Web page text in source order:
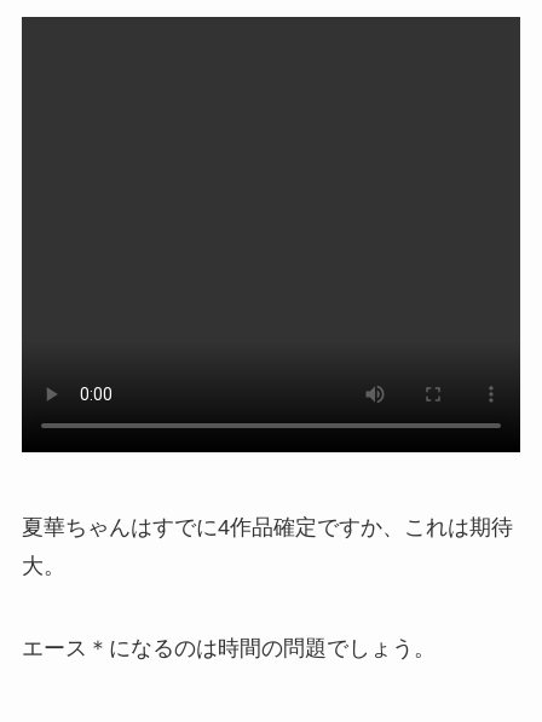
夏華ちゃんはすでに4作品確定ですか、これは期待
大。
エース＊になるのは時間の問題でしょう。